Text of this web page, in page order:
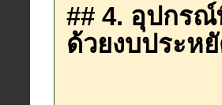
## 4. อุปกร
ด้วยงบประห